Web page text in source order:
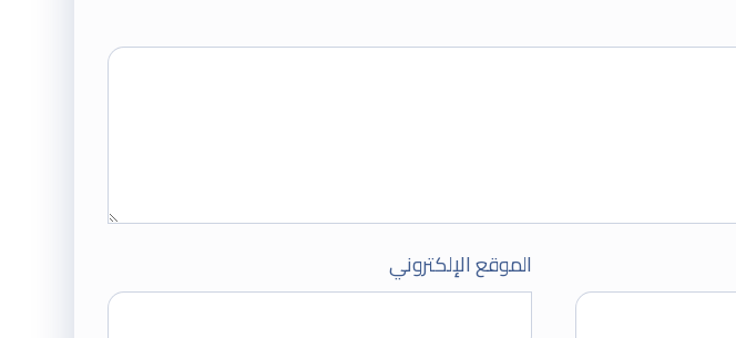
الموقع الإلكتروني